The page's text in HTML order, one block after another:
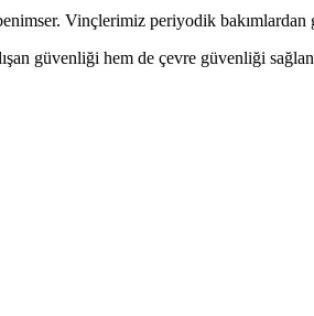
Vinçlerimiz periyodik
güvenliği hem de çevre güvenliği